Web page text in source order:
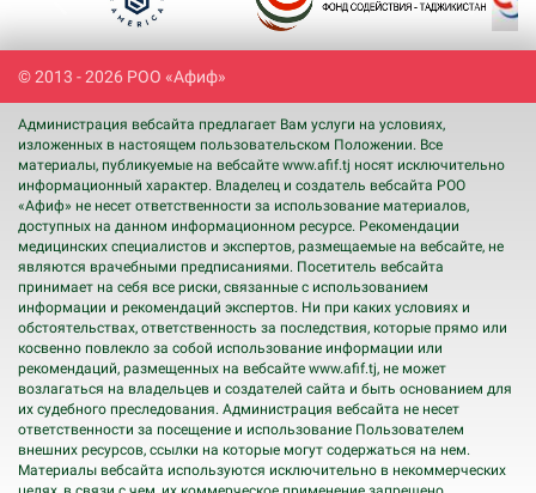
Next
© 2013 - 2026 РОО «Афиф»
Администрация вебсайта предлагает Вам услуги на условиях,
изложенных в настоящем пользовательском Положении. Все
материалы, публикуемые на вебсайте www.afif.tj носят исключительно
информационный характер. Владелец и создатель вебсайта РОО
«Афиф» не несет ответственности за использование материалов,
доступных на данном информационном ресурсе. Рекомендации
медицинских специалистов и экспертов, размещаемые на вебсайте, не
являются врачебными предписаниями. Посетитель вебсайта
принимает на себя все риски, связанные с использованием
информации и рекомендаций экспертов. Ни при каких условиях и
обстоятельствах, ответственность за последствия, которые прямо или
косвенно повлекло за собой использование информации или
рекомендаций, размещенных на вебсайте www.afif.tj, не может
возлагаться на владельцев и создателей сайта и быть основанием для
их судебного преследования. Администрация вебсайта не несет
ответственности за посещение и использование Пользователем
внешних ресурсов, ссылки на которые могут содержаться на нем.
Материалы вебсайта используются исключительно в некоммерческих